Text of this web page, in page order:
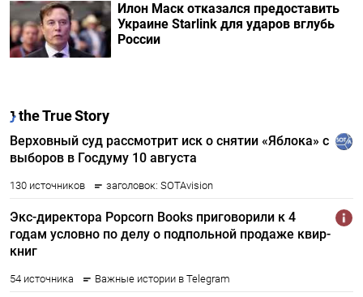
Илон Маск отказался предоставить
Украине Starlink для ударов вглубь
России